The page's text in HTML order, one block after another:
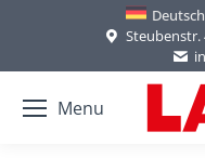
Deutsch
Steubenstr.
Menu